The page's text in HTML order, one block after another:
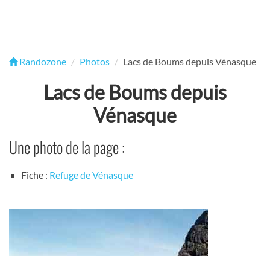
Randozone Photos Lacs de Boums depuis Vénasque
Lacs de Boums depuis
Vénasque
Une photo de la page :
Fiche : Refuge de Vénasque